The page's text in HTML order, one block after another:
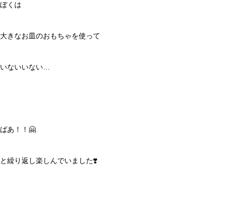
ぼくは
大きなお皿のおもちゃを使って
いないいない…
ばあ！！🤗
と繰り返し楽しんでいました❣️